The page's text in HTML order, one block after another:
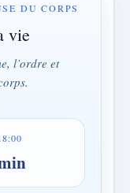
DU CORPS
vie
l’ordre et